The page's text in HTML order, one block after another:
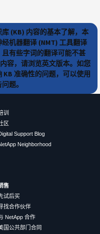
(KB) 内容的基本了解，本
机器翻译 (NMT) 工具翻译
有些字词的翻译可能不甚
容，请浏览英文版本。如您
准确性的问题，可以使用
题。
训
区
Support Blog
Neighborhood
售
试后买
找合作伙伴
NetApp 合作
国公共部门合同